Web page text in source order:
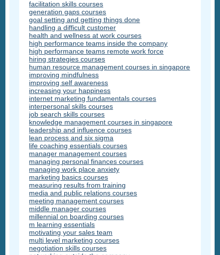
facilitation skills courses
generation gaps courses
goal setting and getting things done
handling a difficult customer
health and wellness at work courses
high performance teams inside the company
high performance teams remote work force
hiring strategies courses
human resource management courses in singapore
improving mindfulness
improving self awareness
increasing your happiness
internet marketing fundamentals courses
interpersonal skills courses
job search skills courses
knowledge management courses in singapore
leadership and influence courses
lean process and six sigma
life coaching essentials courses
manager management courses
managing personal finances courses
managing work place anxiety
marketing basics courses
measuring results from training
media and public relations courses
meeting management courses
middle manager courses
millennial on boarding courses
m learning essentials
motivating your sales team
multi level marketing courses
negotiation skills courses